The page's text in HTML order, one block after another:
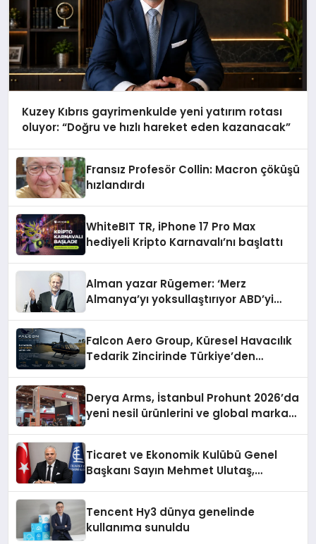
Kuzey Kıbrıs gayrimenkulde yeni yatırım rotası
oluyor: “Doğru ve hızlı hareket eden kazanacak”
Fransız Profesör Collin: Macron çöküşü
hızlandırdı
WhiteBIT TR, iPhone 17 Pro Max
hediyeli Kripto Karnavalı’nı başlattı
Alman yazar Rügemer: ‘Merz
Almanya’yı yoksullaştırıyor ABD’yi
Falcon Aero Group, Küresel Havacılık
Tedarik Zincirinde Türkiye’den
Derya Arms, İstanbul Prohunt 2026’da
yeni nesil ürünlerini ve global marka
Ticaret ve Ekonomik Kulübü Genel
Başkanı Sayın Mehmet Ulutaş,
Tencent Hy3 dünya genelinde
kullanıma sunuldu